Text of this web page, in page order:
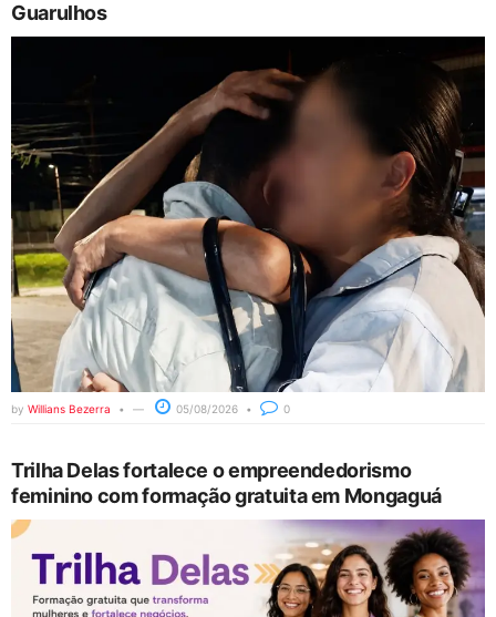
Guarulhos
by Willians Bezerra 05/08/2026 0
Trilha Delas fortalece o empreendedorismo
feminino com formação gratuita em Mongaguá